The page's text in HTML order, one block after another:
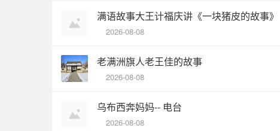
满语故事大王计福庆讲《一块猪皮的故事》
2026-08-08
老满洲旗人老王佳的故事
2026-08-08
乌布西奔妈妈-- 电台
2026-08-08